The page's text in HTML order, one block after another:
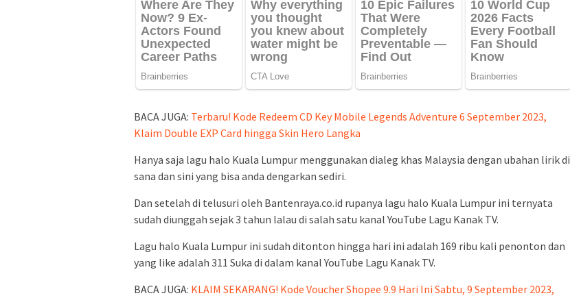
BACA JUGA: Terbaru! Kode Redeem CD Key Mobile Legends Adventure 6 September 2023,
Klaim Double EXP Card hingga Skin Hero Langka
Hanya saja lagu halo Kuala Lumpur menggunakan dialeg khas Malaysia dengan ubahan lirik di
sana dan sini yang bisa anda dengarkan sediri.
Dan setelah di telusuri oleh Bantenraya.co.id rupanya lagu halo Kuala Lumpur ini ternyata
sudah diunggah sejak 3 tahun lalau di salah satu kanal YouTube Lagu Kanak TV.
Lagu halo Kuala Lumpur ini sudah ditonton hingga hari ini adalah 169 ribu kali penonton dan
yang like adalah 311 Suka di dalam kanal YouTube Lagu Kanak TV.
BACA JUGA: KLAIM SEKARANG! Kode Voucher Shopee 9.9 Hari Ini Sabtu, 9 September 2023,